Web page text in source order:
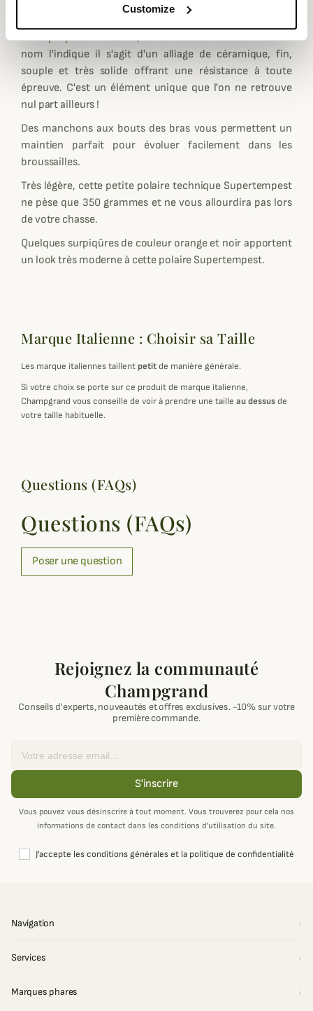
Customize
tissu propre à Trabaldo, le Hard Ceramic. Comme son
nom l'indique il s'agit d'un alliage de céramique, fin,
souple et très solide offrant une résistance à toute
épreuve. C'est un élément unique que l'on ne retrouve
nul part ailleurs !
Des manchons aux bouts des bras vous permettent un
maintien parfait pour évoluer facilement dans les
broussailles.
Très légère, cette petite polaire technique Supertempest
ne pèse que 350 grammes et ne vous allourdira pas lors
de votre chasse.
Quelques surpiqûres de couleur orange et noir apportent
un look très moderne à cette polaire Supertempest.
Marque Italienne : Choisir sa Taille
Les marque italiennes taillentpetitde manière générale.
Si votre choix se porte sur ce produit de marque italienne,
Champgrand vous conseille de voir à prendre une taille au dessusde
votre taille habituelle.
Questions (FAQs)
Questions (FAQs)
Poser une question
Rejoignez la communauté
Champgrand
Conseils d'experts, nouveautés et offres exclusives. -10% sur votre
première commande.
S'inscrire
Vous pouvez vous désinscrire à tout moment. Vous trouverez pour cela nos
informations de contact dans les conditions d'utilisation du site.
J'accepte les conditions générales et la politique de confidentialité
Navigation
Services
Marques phares